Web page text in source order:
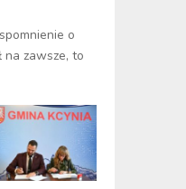
o
na zawsze, to